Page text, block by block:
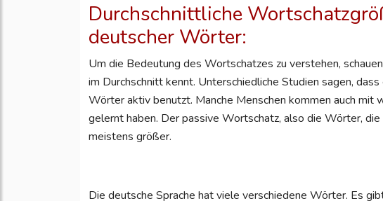
Durchschnittliche
deutscher Wörter:
Um die Bedeutung des Wortschatzes zu verstehen,
im Durchschnitt kennt. Unterschiedliche Studien sagen,
Wörter aktiv benutzt. Manche Menschen kommen auch mit
gelernt haben. Der passive Wortschatz, also die Wörter,
meistens größer.
Die deutsche Sprache hat viele verschiedene Wörter. Es